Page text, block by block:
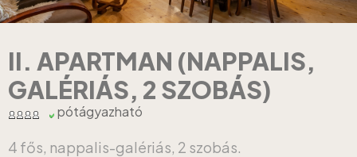
II. APARTMAN (NAPPALIS,
GALÉRIÁS, 2 SZOBÁS)
pótágyazható
4 fős, nappalis-galériás, 2 szobás.